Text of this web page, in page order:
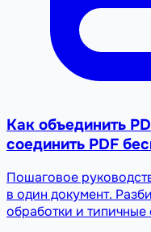
Как объединить
соединить PDF
Пошаговое
в один документ.
обработки и